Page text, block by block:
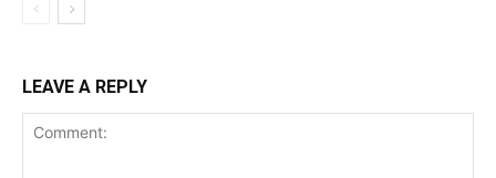
LEAVE A REPLY